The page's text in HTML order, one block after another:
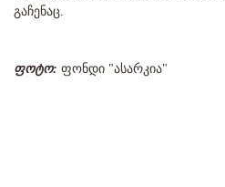
გაჩენაც.
ფოტო: ფონდი "ასარკია"